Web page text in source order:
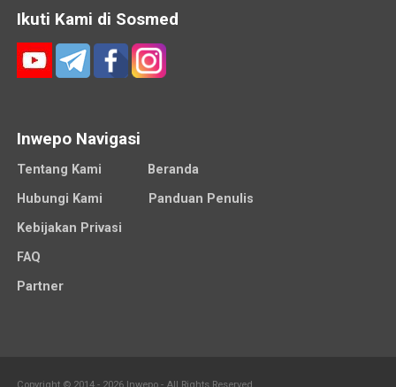
Ikuti Kami di Sosmed
Inwepo Navigasi
Tentang Kami
Beranda
Hubungi Kami
Panduan Penulis
Kebijakan Privasi
FAQ
Partner
Copyright © 2014 - 2026 Inwepo - All Rights Reserved.